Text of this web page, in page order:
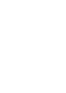
（4）更にペア
入会するなら